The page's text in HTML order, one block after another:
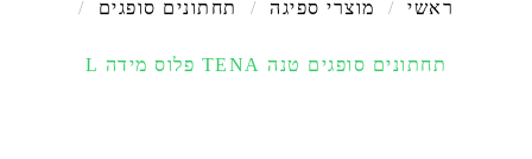
ראשי / מוצרי ספיגה / תחתונים סופגים /
תחתונים סופגים טנה TENA פלוס מידה L